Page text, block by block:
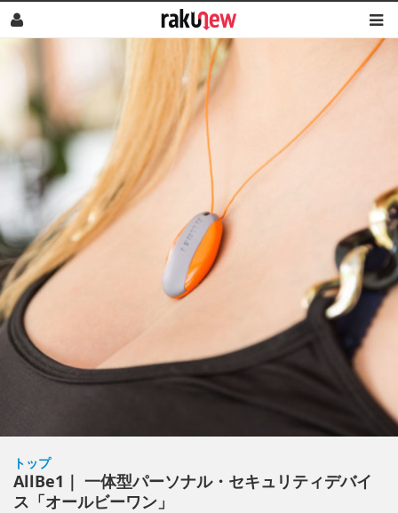
トップ
AllBe1｜ 一体型パーソナル・セキュリティデバイ
ス「オールビーワン」